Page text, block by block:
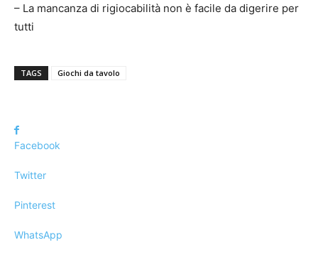
– La mancanza di rigiocabilità non è facile da digerire per
tutti
TAGS Giochi da tavolo
Facebook
Twitter
Pinterest
WhatsApp